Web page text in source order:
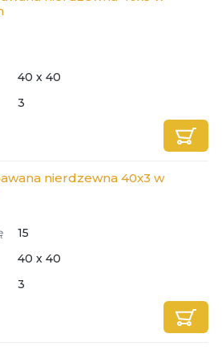
40 х 40
3
nierdzewna 40x3 w
15
40 х 40
3